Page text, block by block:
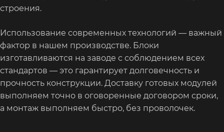
строения.
Использование современных технологий — важный
фактор в нашем производстве. Блоки
изготавливаются на заводе с соблюдением всех
стандартов — это гарантирует долговечность и
прочность конструкции. Доставку готовых модулей
выполняем точно в оговоренные договором сроки,
а монтаж выполняем быстро, без проволочек.